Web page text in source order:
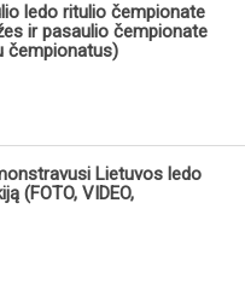
ledo ritulio čempionate
ir pasaulio čempionate
čempionatus)
Lietuvos ledo
(FOTO, VIDEO,